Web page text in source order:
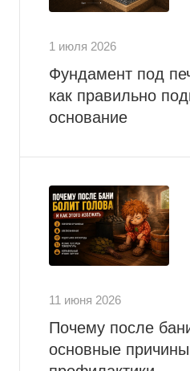
1 июля 2026
Фундамент под
как правильно
основание
11 июня 2026
Почему после
основные